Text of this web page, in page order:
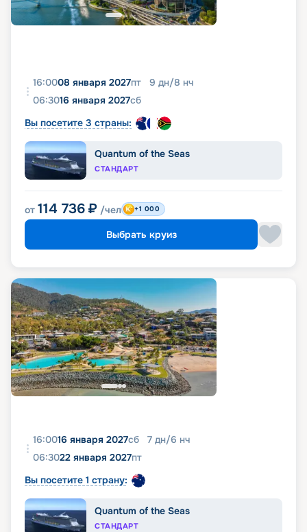
16:0008 января 2027пт 9 дн/8 нч
06:3016 января 2027сб
Вы посетите 3 страны:
Quantum of the Seas
СТАНДАРТ
от 114 736 ₽ /чел +1 000
Выбрать круиз
16:0016 января 2027сб 7 дн/6 нч
06:3022 января 2027пт
Вы посетите 1 страну:
Quantum of the Seas
СТАНДАРТ